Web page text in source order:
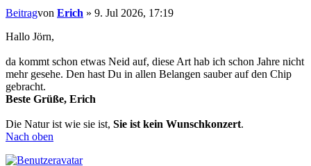
Beitragvon Erich » 9. Jul 2026, 17:19
Hallo Jörn,
da kommt schon etwas Neid auf, diese Art hab ich schon Jahre nicht
mehr gesehe. Den hast Du in allen Belangen sauber auf den Chip
gebracht.
Beste Grüße, Erich
Die Natur ist wie sie ist, Sie ist kein Wunschkonzert.
Nach oben